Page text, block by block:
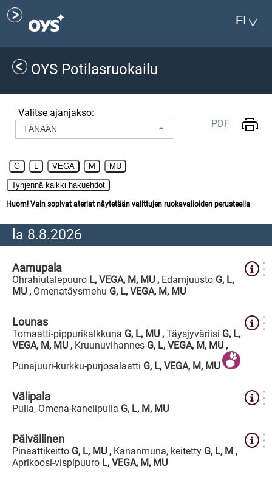
FI
OYS Potilasruokailu
Valitse ajanjakso:
TÄNÄÄN PDF
Huom! Vain sopivat ateriat näytetään valittujen ruokavalioiden perusteella
la 8.8.2026
Aamupala
Ohrahiutalepuuro L, VEGA, M, MU , Edamjuusto G, L,
MU , Omenatäysmehu G, L, VEGA, M, MU
Lounas
Tomaatti-pippurikalkkuna G, L, MU , Täysjyväriisi G, L,
VEGA, M, MU , Kruunuvihannes G, L, VEGA, M, MU ,
Punajuuri-kurkku-purjosalaatti G, L, VEGA, M, MU
Välipala
Pulla, Omena-kanelipulla G, L, M, MU
Päivällinen
Pinaattikeitto G, L, MU , Kananmuna, keitetty G, L, M ,
Aprikoosi-vispipuuro L, VEGA, M, MU